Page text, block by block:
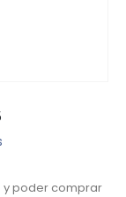
y poder comprar